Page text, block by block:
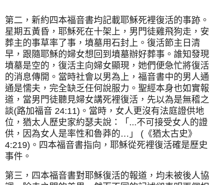
第二，新約四本福音書均記載耶穌死裡復活的事跡。
星期五黃昏，耶穌死在十架上，男門徒雞飛狗走，安
葬主的事草率了事，墳墓用石封上。復活節主日清
早，跟隨耶穌的婦女想回到墳墓辦好葬事。誰知發現
墳墓是空的，復活主向婦女顯現，她們便急忙將復活
的消息傳開。當時社會以男為上，福音書中的男人通
通是懦夫，完全缺乏任何說服力。聖經本身也如實報
道，當男門徒聽見婦女講死裡復活，先以為是無稽之
談(路加福音 24:11)。當時，女人更沒有法庭證供地
位，猶太人歷史家約瑟夫說：「...不可接受女人的證
供，因為女人是率性和魯莽的…」 (《猶太古史》
4:219)。四本福音書指向，耶穌從死裡復活確是歷史
事件。
第三，四本福音書對耶穌復活的報道，均未被後人協